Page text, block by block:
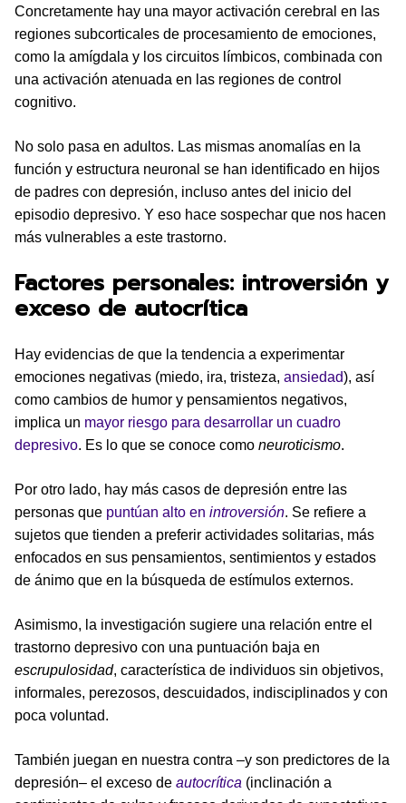
Concretamente hay una mayor activación cerebral en las
regiones subcorticales de procesamiento de emociones,
como la amígdala y los circuitos límbicos, combinada con
una activación atenuada en las regiones de control
cognitivo.
No solo pasa en adultos. Las mismas anomalías en la
función y estructura neuronal se han identificado en hijos
de padres con depresión, incluso antes del inicio del
episodio depresivo. Y eso hace sospechar que nos hacen
más vulnerables a este trastorno.
Factores personales: introversión y
exceso de autocrítica
Hay evidencias de que la tendencia a experimentar
emociones negativas (miedo, ira, tristeza, ansiedad), así
como cambios de humor y pensamientos negativos,
implica un mayor riesgo para desarrollar un cuadro
depresivo. Es lo que se conoce como neuroticismo.
Por otro lado, hay más casos de depresión entre las
personas que puntúan alto en introversión. Se refiere a
sujetos que tienden a preferir actividades solitarias, más
enfocados en sus pensamientos, sentimientos y estados
de ánimo que en la búsqueda de estímulos externos.
Asimismo, la investigación sugiere una relación entre el
trastorno depresivo con una puntuación baja en
escrupulosidad, característica de individuos sin objetivos,
informales, perezosos, descuidados, indisciplinados y con
poca voluntad.
También juegan en nuestra contra –y son predictores de la
depresión– el exceso de autocrítica (inclinación a